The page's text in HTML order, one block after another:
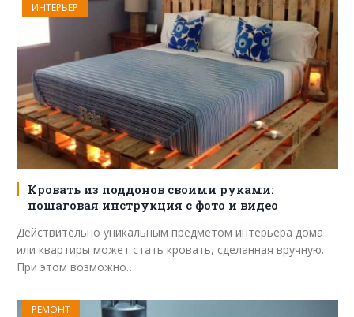
ИНТЕРЬЕР
Кровать из поддонов своими руками:
пошаговая инструкция с фото и видео
Действительно уникальным предметом интерьера дома
или квартиры может стать кровать, сделанная вручную.
При этом возможно…
РЕМОНТ